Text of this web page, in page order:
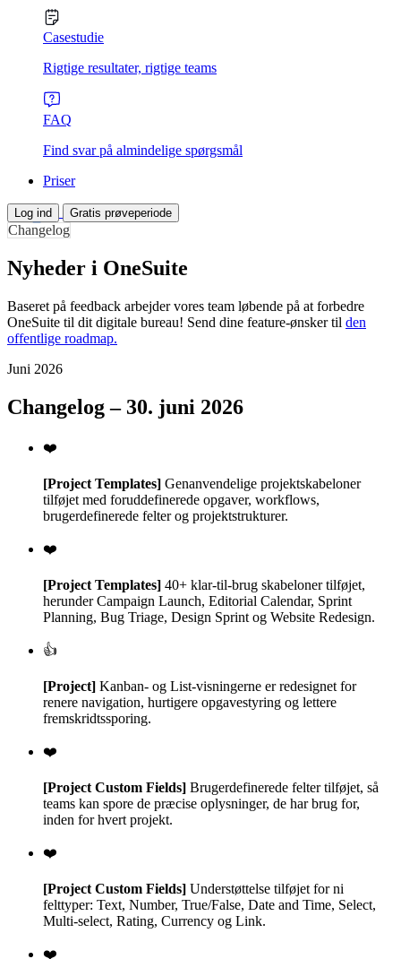
Casestudie
Rigtige resultater, rigtige teams
FAQ
Find svar på almindelige spørgsmål
Priser
Log ind Gratis prøveperiode
Changelog
Nyheder i OneSuite
Baseret på feedback arbejder vores team løbende på at forbedre
OneSuite til dit digitale bureau! Send dine feature-ønsker til den
offentlige roadmap.
Juni 2026
Changelog – 30. juni 2026
❤️
[Project Templates] Genanvendelige projektskabeloner
tilføjet med foruddefinerede opgaver, workflows,
brugerdefinerede felter og projektstrukturer.
❤️
[Project Templates] 40+ klar-til-brug skabeloner tilføjet,
herunder Campaign Launch, Editorial Calendar, Sprint
Planning, Bug Triage, Design Sprint og Website Redesign.
👍
[Project] Kanban- og List-visningerne er redesignet for
renere navigation, hurtigere opgavestyring og lettere
fremskridtssporing.
❤️
[Project Custom Fields] Brugerdefinerede felter tilføjet, så
teams kan spore de præcise oplysninger, de har brug for,
inden for hvert projekt.
❤️
[Project Custom Fields] Understøttelse tilføjet for ni
felttyper: Text, Number, True/False, Date and Time, Select,
Multi-select, Rating, Currency og Link.
❤️